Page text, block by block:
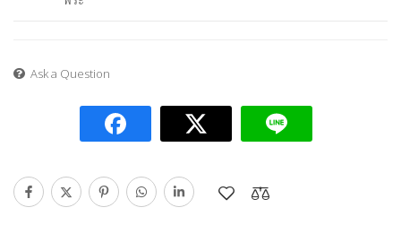
Ask a Question